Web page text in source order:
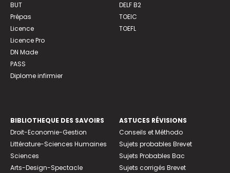
BUT
Prépas
Licence
Licence Pro
DN Made
PASS
Diplome infirmier
DELF B2
TOEIC
TOEFL
BIBLIOTHEQUE DES SAVOIRS
Droit-Economie-Gestion
Littérature-Sciences Humaines
Sciences
Arts-Design-Spectacle
ASTUCES RÉVISIONS
Conseils et Méthodo
Sujets probables Brevet
Sujets Probables Bac
Sujets corrigés Brevet